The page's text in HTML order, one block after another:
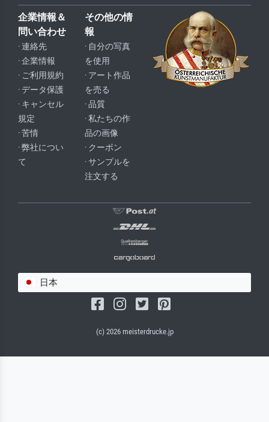
企業情報＆
問い合わせ
· 連絡先
· 企業情報
· ご利用規約
· データ保護
· キャンセル
規定
· 苦情
· 弊社につい
て
その他の情
報
· 自分の写真
を使用
· アート作品
を売る
· 品質
· 私たちの作
品の画像
· クーポン
· サンプルを
注文する
日本
(c) 2026 meisterdrucke.jp